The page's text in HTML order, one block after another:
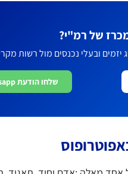
של רמ"י?
ובעלי נכנסים מול רשות
שלחו הודעת whatsapp